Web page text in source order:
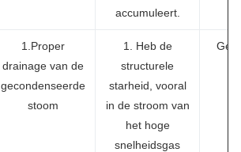
accumuleert.
1.Proper
drainage van de
gecondenseerde
stoom
1. Heb de
structurele
starheid, vooral
in de stroom van
het hoge
snelheidsgas